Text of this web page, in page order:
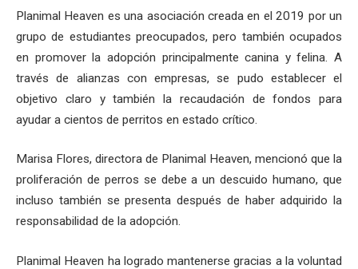
Planimal Heaven es una asociación creada en el 2019 por un
grupo de estudiantes preocupados, pero también ocupados
en promover la adopción principalmente canina y felina. A
través de alianzas con empresas, se pudo establecer el
objetivo claro y también la recaudación de fondos para
ayudar a cientos de perritos en estado crítico.
Marisa Flores, directora de Planimal Heaven, mencionó que la
proliferación de perros se debe a un descuido humano, que
incluso también se presenta después de haber adquirido la
responsabilidad de la adopción.
Planimal Heaven ha logrado mantenerse gracias a la voluntad